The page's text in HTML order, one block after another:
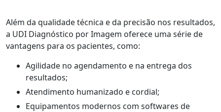
Além da qualidade técnica e da precisão nos resultados,
a UDI Diagnóstico por Imagem oferece uma série de
vantagens para os pacientes, como:
Agilidade no agendamento e na entrega dos
resultados;
Atendimento humanizado e cordial;
Equipamentos modernos com softwares de